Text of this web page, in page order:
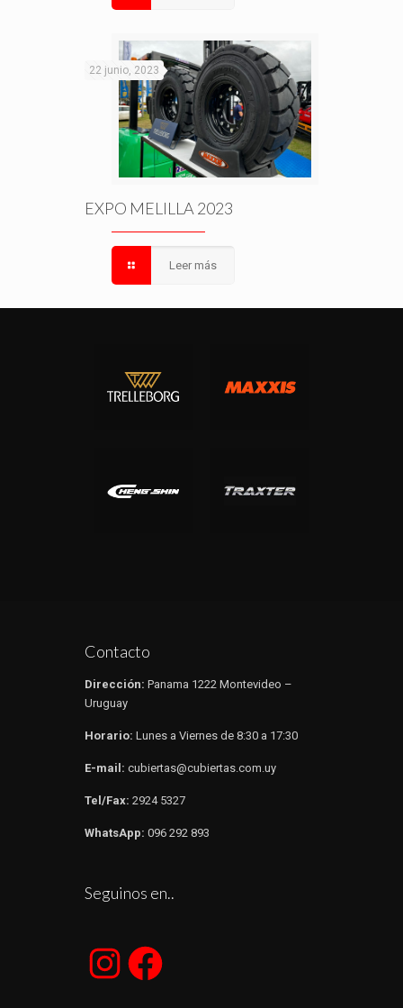
22 junio, 2023
EXPO MELILLA 2023
Leer más
Contacto
Dirección: Panama 1222 Montevideo –
Uruguay
Horario: Lunes a Viernes de 8:30 a 17:30​​
E-mail: cubiertas@cubiertas.com.uy
Tel/Fax: 2924 5327
WhatsApp: 096 292 893
Seguinos en..
Instagram
Facebook